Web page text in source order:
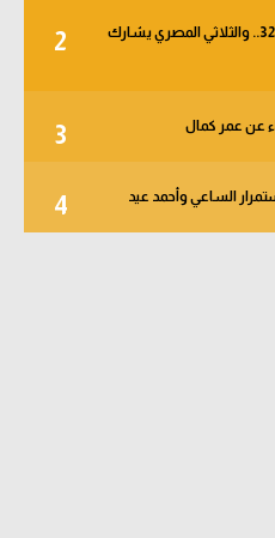
2
خبر في الجول - الأهلي يبدأ من دور الـ 32.. والثلاثي المصري يشارك
3 عن عمر كمال
4 الساعي وأحمد عيد